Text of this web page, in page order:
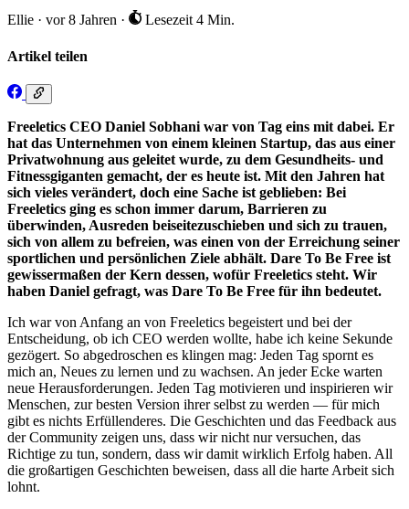
Ellie · vor 8 Jahren · Lesezeit 4 Min.
Artikel teilen
Freeletics CEO Daniel Sobhani war von Tag eins mit dabei. Er
hat das Unternehmen von einem kleinen Startup, das aus einer
Privatwohnung aus geleitet wurde, zu dem Gesundheits- und
Fitnessgiganten gemacht, der es heute ist. Mit den Jahren hat
sich vieles verändert, doch eine Sache ist geblieben: Bei
Freeletics ging es schon immer darum, Barrieren zu
überwinden, Ausreden beiseitezuschieben und sich zu trauen,
sich von allem zu befreien, was einen von der Erreichung seiner
sportlichen und persönlichen Ziele abhält. Dare To Be Free ist
gewissermaßen der Kern dessen, wofür Freeletics steht. Wir
haben Daniel gefragt, was Dare To Be Free für ihn bedeutet.
Ich war von Anfang an von Freeletics begeistert und bei der
Entscheidung, ob ich CEO werden wollte, habe ich keine Sekunde
gezögert. So abgedroschen es klingen mag: Jeden Tag spornt es
mich an, Neues zu lernen und zu wachsen. An jeder Ecke warten
neue Herausforderungen. Jeden Tag motivieren und inspirieren wir
Menschen, zur besten Version ihrer selbst zu werden — für mich
gibt es nichts Erfüllenderes. Die Geschichten und das Feedback aus
der Community zeigen uns, dass wir nicht nur versuchen, das
Richtige zu tun, sondern, dass wir damit wirklich Erfolg haben. All
die großartigen Geschichten beweisen, dass all die harte Arbeit sich
lohnt.